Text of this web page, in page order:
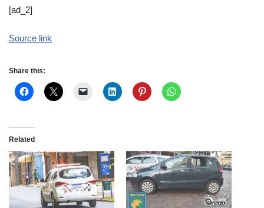
[ad_2]
Source link
Share this:
Related